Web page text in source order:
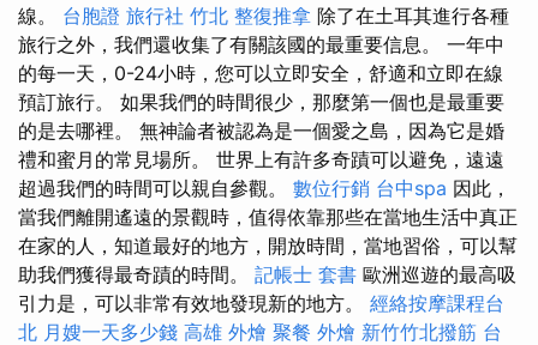
線。 台胞證 旅行社 竹北 整復推拿 除了在土耳其進行各種
旅行之外，我們還收集了有關該國的最重要信息。 一年中
的每一天，0-24小時，您可以立即安全，舒適和立即在線
預訂旅行。 如果我們的時間很少，那麼第一個也是最重要
的是去哪裡。 無神論者被認為是一個愛之島，因為它是婚
禮和蜜月的常見場所。 世界上有許多奇蹟可以避免，遠遠
超過我們的時間可以親自參觀。 數位行銷 台中spa 因此，
當我們離開遙遠的景觀時，值得依靠那些在當地生活中真正
在家的人，知道最好的地方，開放時間，當地習俗，可以幫
助我們獲得最奇蹟的時間。 記帳士 套書 歐洲巡遊的最高吸
引力是，可以非常有效地發現新的地方。 經絡按摩課程台
北 月嫂一天多少錢 高雄 外燴 聚餐 外燴 新竹竹北撥筋 台